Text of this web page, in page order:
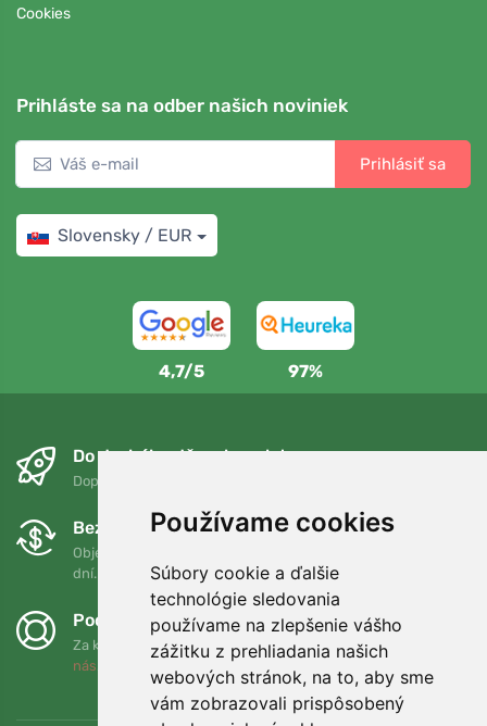
Používame cookies
Súbory cookie a ďalšie
technológie sledovania
používame na zlepšenie vášho
zážitku z prehliadania našich
webových stránok, na to, aby sme
vám zobrazovali prispôsobený
Cookies
Prihláste sa na odber našich noviniek
Prihlásiť sa
Slovensky / EUR
4,7/5 97%
Do druhého dňa a bezplatne
Doprava zadarmo pri objednávkach nad 75 EUR
Bezplatná výmena a vrátenie tovaru
Objednávku môžete kedykoľvek vrátiť alebo vymeniť do 90
dní.
Podporujeme Trees.org
Za každú objednávku zasadíme strom! Prečítajte si viac
nás